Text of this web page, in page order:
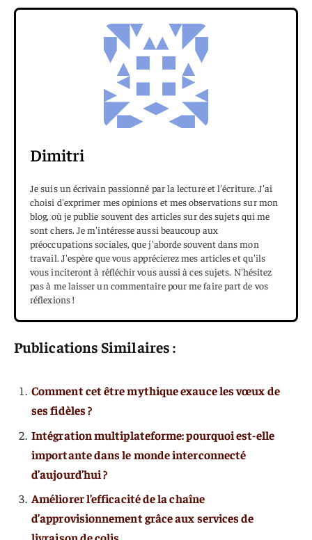
Dimitri
Je suis un écrivain passionné par la lecture et l'écriture. J'ai
choisi d'exprimer mes opinions et mes observations sur mon
blog, où je publie souvent des articles sur des sujets qui me
sont chers. Je m'intéresse aussi beaucoup aux
préoccupations sociales, que j'aborde souvent dans mon
travail. J'espère que vous apprécierez mes articles et qu'ils
vous inciteront à réfléchir vous aussi à ces sujets. N'hésitez
pas à me laisser un commentaire pour me faire part de vos
réflexions !
Publications Similaires :
Comment cet être mythique exauce les vœux de
ses fidèles ?
Intégration multiplateforme: pourquoi est-elle
importante dans le monde interconnecté
d’aujourd’hui ?
Améliorer l’efficacité de la chaîne
d’approvisionnement grâce aux services de